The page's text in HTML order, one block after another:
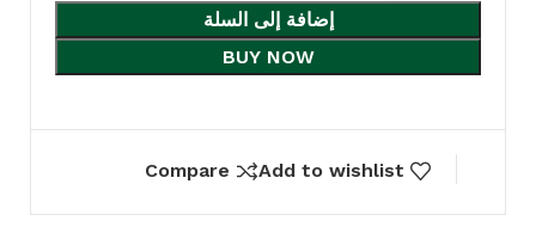
إضافة إلى السلة
BUY NOW
Add to wishlist
Compare